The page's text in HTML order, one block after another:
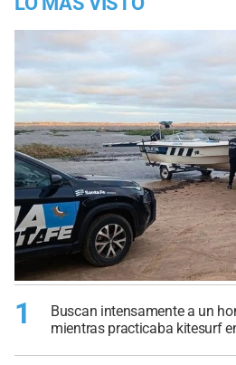
1
Buscan intensamente a un
mientras practicaba kitesurf